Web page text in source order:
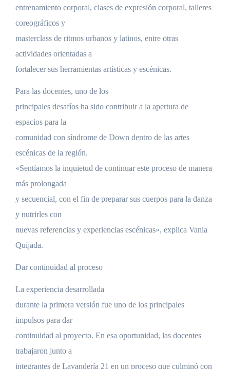
entrenamiento corporal, clases de expresión corporal, talleres
coreográficos y
masterclass de ritmos urbanos y latinos, entre otras
actividades orientadas a
fortalecer sus herramientas artísticas y escénicas.
Para las docentes, uno de los
principales desafíos ha sido contribuir a la apertura de
espacios para la
comunidad con síndrome de Down dentro de las artes
escénicas de la región.
«Sentíamos la inquietud de continuar este proceso de manera
más prolongada
y secuencial, con el fin de preparar sus cuerpos para la danza
y nutrirles con
nuevas referencias y experiencias escénicas», explica Vania
Quijada.
Dar continuidad al proceso
La experiencia desarrollada
durante la primera versión fue uno de los principales
impulsos para dar
continuidad al proyecto. En esa oportunidad, las docentes
trabajaron junto a
integrantes de Lavandería 21 en un proceso que culminó con